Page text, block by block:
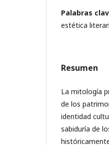
Palabras
estética
Resumen
La mitología
de los
identidad
sabiduría de